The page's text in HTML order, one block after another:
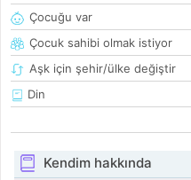
Çocuğu var
Çocuk sahibi olmak istiyor
Aşk için şehir/ülke değiştir
Din
Kendim hakkında